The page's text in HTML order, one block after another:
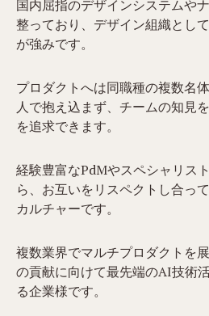
国内屈指のデザインシステムや
整っており、デザイン組織とし
が強みです。
プロダクトへは同職種の複数名
人で抱え込まず、チームの知見
を追求できます。
経験豊富なPdMやスペシャリス
ら、お互いをリスペクトし合っ
カルチャーです。
複数業界でマルチプロダクトを
の貢献に向けて最先端のAI技術
る企業様です。